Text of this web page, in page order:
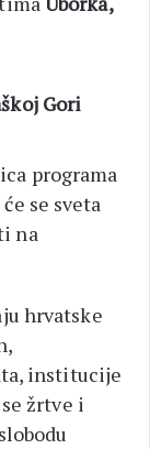
Gori
programa
će se sveta
na
hrvatske
institucije
žrtve i